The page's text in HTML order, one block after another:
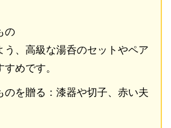
の
う、高級な湯呑のセットやペア
めです。
のを贈る：漆器や切子、赤い夫